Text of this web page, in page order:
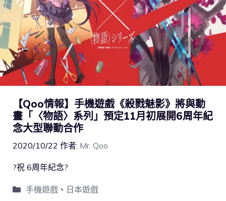
【Qoo情報】手機遊戲《殺戮魅影》將與動
畫「〈物語〉系列」預定11月初展開6周年紀
念大型聯動合作
2020/10/22 作者: Mr. Qoo
?祝 6周年紀念?
手機遊戲、 日本遊戲